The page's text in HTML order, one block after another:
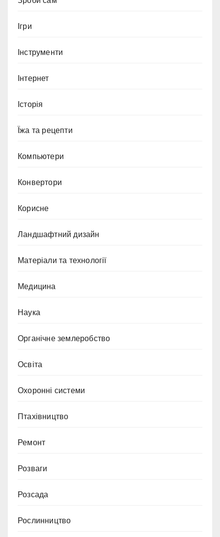
Ігри
Інструменти
Інтернет
Історія
Їжа та рецепти
Компьютери
Конвертори
Корисне
Ландшафтний дизайн
Матеріали та технології
Медицина
Наука
Органічне землеробство
Освіта
Охоронні системи
Птахівництво
Ремонт
Розваги
Розсада
Рослинництво